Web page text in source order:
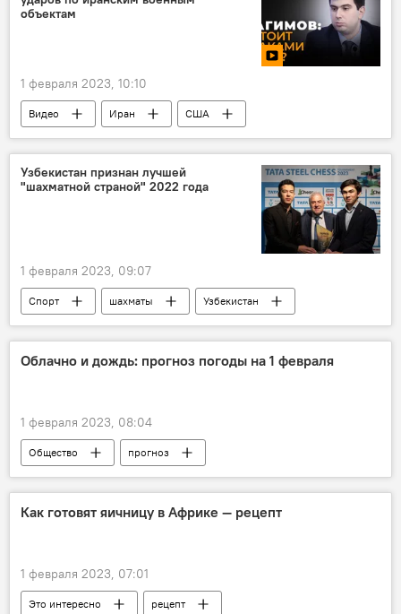
объектам
1 февраля 2023, 10:10
Видео Иран США
Узбекистан признан лучшей
"шахматной страной" 2022 года
1 февраля 2023, 09:07
Спорт шахматы Узбекистан
Облачно и дождь: прогноз погоды на 1 февраля
1 февраля 2023, 08:04
Общество
прогноз
прогноз погоды
дождь
погода
республика
Как готовят яичницу в Африке — рецепт
1 февраля 2023, 07:01
Это интересно рецепт